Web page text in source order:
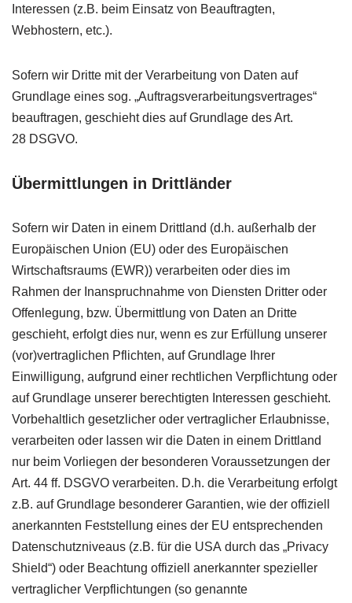
Interessen (z.B. beim Einsatz von Beauftragten,
Webhostern, etc.).
Sofern wir Dritte mit der Verarbeitung von Daten auf
Grundlage eines sog. „Auftragsverarbeitungsvertrages“
beauftragen, geschieht dies auf Grundlage des Art.
28 DSGVO.
Übermittlungen in Drittländer
Sofern wir Daten in einem Drittland (d.h. außerhalb der
Europäischen Union (EU) oder des Europäischen
Wirtschaftsraums (EWR)) verarbeiten oder dies im
Rahmen der Inanspruchnahme von Diensten Dritter oder
Offenlegung, bzw. Übermittlung von Daten an Dritte
geschieht, erfolgt dies nur, wenn es zur Erfüllung unserer
(vor)vertraglichen Pflichten, auf Grundlage Ihrer
Einwilligung, aufgrund einer rechtlichen Verpflichtung oder
auf Grundlage unserer berechtigten Interessen geschieht.
Vorbehaltlich gesetzlicher oder vertraglicher Erlaubnisse,
verarbeiten oder lassen wir die Daten in einem Drittland
nur beim Vorliegen der besonderen Voraussetzungen der
Art. 44 ff. DSGVO verarbeiten. D.h. die Verarbeitung erfolgt
z.B. auf Grundlage besonderer Garantien, wie der offiziell
anerkannten Feststellung eines der EU entsprechenden
Datenschutzniveaus (z.B. für die USA durch das „Privacy
Shield“) oder Beachtung offiziell anerkannter spezieller
vertraglicher Verpflichtungen (so genannte